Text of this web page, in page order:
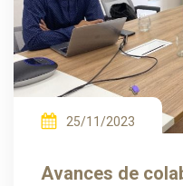
25/11/2023
Avances de